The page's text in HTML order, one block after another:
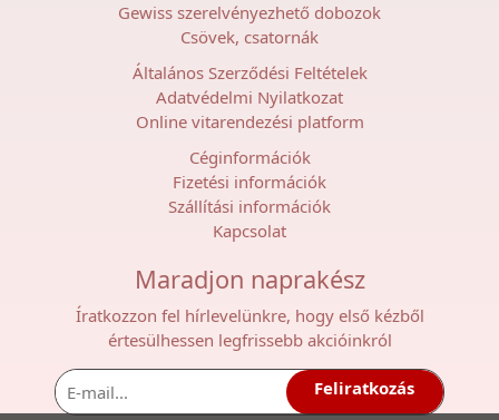
Gewiss szerelvényezhető dobozok
Csövek, csatornák
Általános Szerződési Feltételek
Adatvédelmi Nyilatkozat
Online vitarendezési platform
Céginformációk
Fizetési információk
Szállítási információk
Kapcsolat
Maradjon naprakész
Íratkozzon fel hírlevelünkre, hogy első kézből
értesülhessen legfrissebb akcióinkról
Feliratkozás